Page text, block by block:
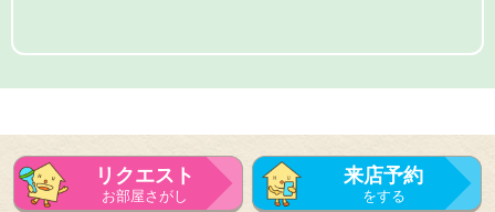
リクエスト
お部屋さがし
来店予約
をする